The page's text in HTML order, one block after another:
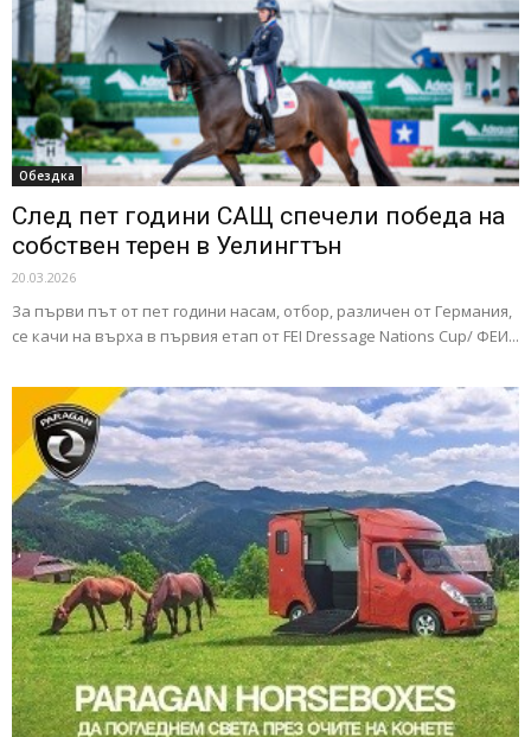
Обездка
След пет години САЩ спечели победа на
собствен терен в Уелингтън
20.03.2026
За първи път от пет години насам, отбор, различен от Германия,
се качи на върха в първия етап от FEI Dressage Nations Cup/ ФЕИ...